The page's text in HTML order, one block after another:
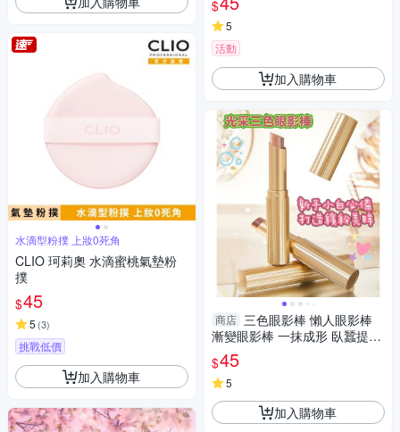
水滴型粉撲 上妝0死角
CLIO 珂莉奧 水滴蜜桃氣墊粉
撲
$45
5 (3)
挑戰低價
加入購物車
$
5
活動
加入購物車
商店 三色眼影棒 懶人眼影棒
漸變眼影棒 一抹成形 臥蠶提亮
眼影 高光眼影筆
$45
5
加入購物車